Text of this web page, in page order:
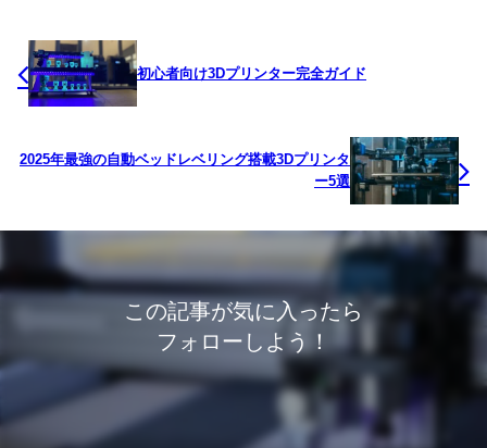
初心者向け3Dプリンター完全ガイド
2025年最強の自動ベッドレベリング搭載3Dプリンタ
ー5選
この記事が気に入ったら
フォローしよう！